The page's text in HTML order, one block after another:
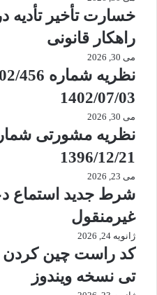
خسارت تأخیر تأدیه
راهکار قانونی
می 30, 2026
1402/07/03
می 30, 2026
1396/12/21
می 23, 2026
شرط جدید استماع
غیرمنقول
ژانویه 24, 2026
کد راست چین
تی نسخه ویندوز